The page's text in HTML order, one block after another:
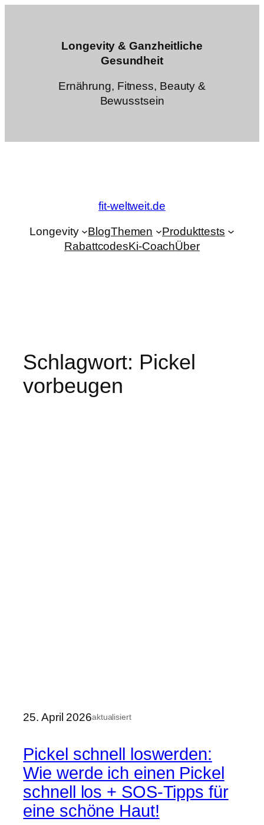
Longevity & Ganzheitliche
Gesundheit
Ernährung, Fitness, Beauty &
Bewusstsein
fit-weltweit.de
Longevity BlogThemen
Produkttests
RabattcodesKi-CoachÜber
Schlagwort: Pickel
vorbeugen
25. April 2026aktualisiert
Pickel schnell loswerden:
Wie werde ich einen Pickel
schnell los + SOS-Tipps für
eine schöne Haut!